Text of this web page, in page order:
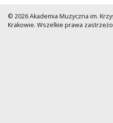
© 2026 Akademia Muzyczna im.
Krakowie. Wszelkie prawa